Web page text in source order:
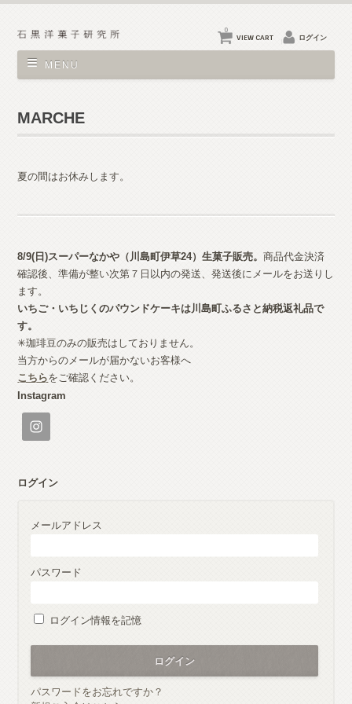
VIEW CART
0
ログイン
MENU
MARCHE
夏の間はお休みします。
8/9(日)スーパーなかや（川島町伊草24）生菓子販売。商品代金決済
確認後、準備が整い次第７日以内の発送、発送後にメールをお送りし
ます。
いちご・いちじくのパウンドケーキは川島町ふるさと納税返礼品で
す。
✳︎珈琲豆のみの販売はしておりません。
当方からのメールが届かないお客様へ
こちらをご確認ください。
Instagram
ログイン
メールアドレス
パスワード
ログイン情報を記憶
パスワードをお忘れですか？